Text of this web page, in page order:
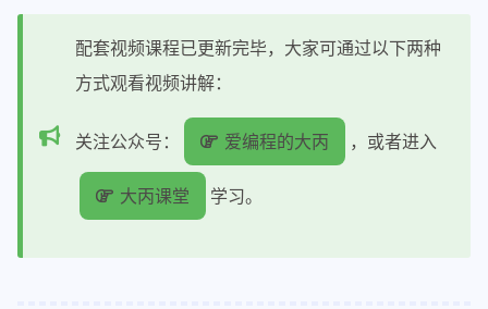
配套视频课程已更新完毕，大家可通过以下两种
方式观看视频讲解：
关注公众号： 爱编程的大丙 ，或者进入
大丙课堂 学习。